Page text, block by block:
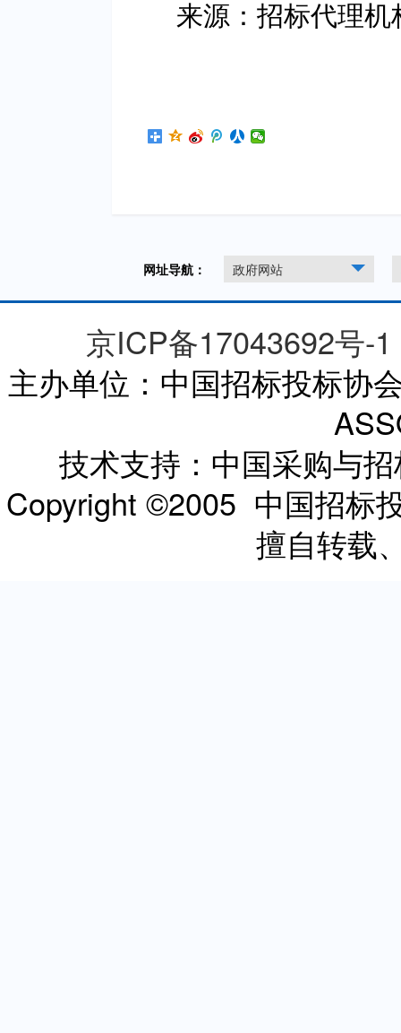
来源：招标代理机
网址导航： 政府网站
京ICP备17043692号-1
主办单位：中国招标投标协
技术支持：中国采购与
Copyright ©2005 中国招标
擅自转载